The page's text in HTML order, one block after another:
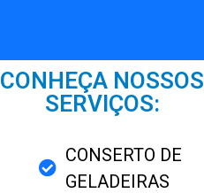
CONHEÇA NOSSOS
SERVIÇOS:
CONSERTO DE
GELADEIRAS